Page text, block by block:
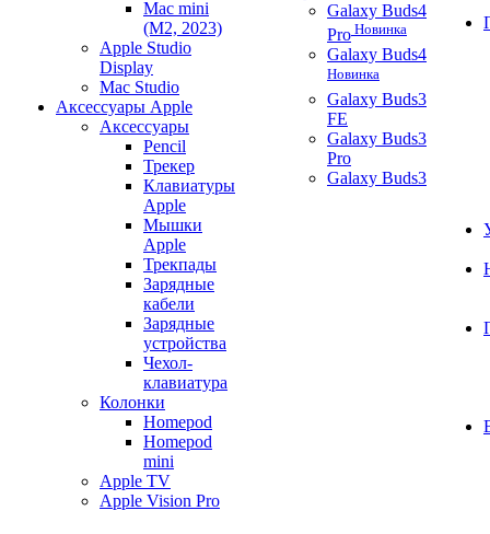
Mac mini
(M2, 2023)
Apple Studio
Display
Mac Studio
Аксессуары Apple
Аксессуары
Pencil
Трекер
Клавиатуры
Apple
Мышки
Apple
Трекпады
Зарядные
кабели
Зарядные
устройства
Чехол-
клавиатура
Колонки
Homepod
Homepod
mini
Apple TV
Apple Vision Pro
Galaxy Buds4
Pro Новинка
Galaxy Buds4
Новинка
Galaxy Buds3
FE
Galaxy Buds3
Pro
Galaxy Buds3